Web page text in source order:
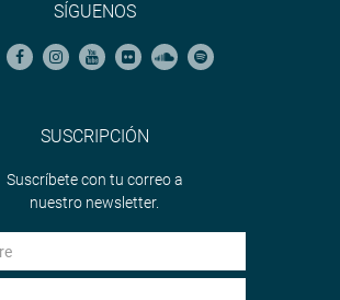
SÍGUENOS
SUSCRIPCIÓN
Suscríbete con tu correo a
nuestro newsletter.